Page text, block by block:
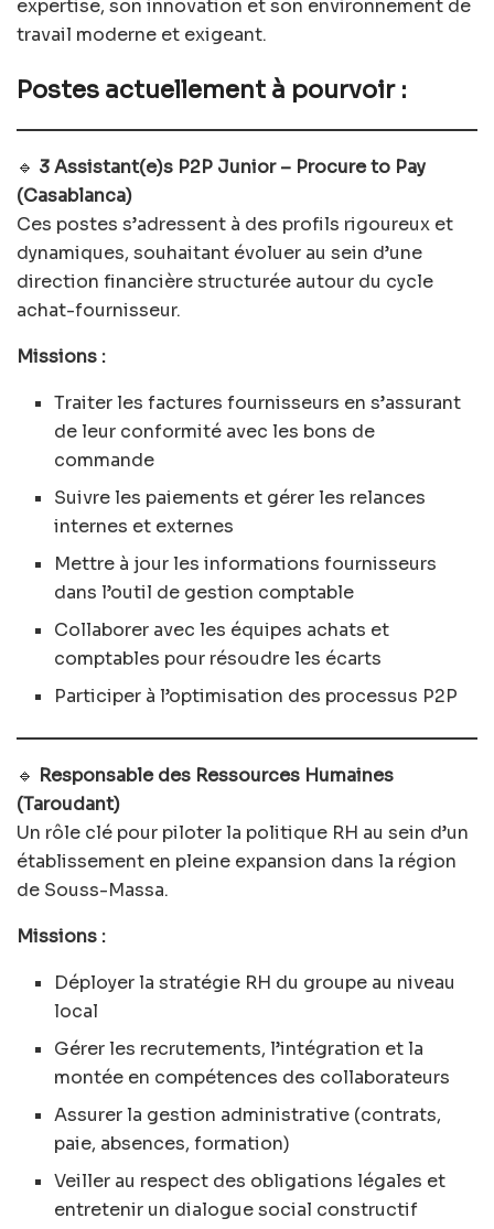
expertise, son innovation et son environnement de
travail moderne et exigeant.
Postes actuellement à pourvoir :
🔹 3 Assistant(e)s P2P Junior – Procure to Pay
(Casablanca)
Ces postes s’adressent à des profils rigoureux et
dynamiques, souhaitant évoluer au sein d’une
direction financière structurée autour du cycle
achat-fournisseur.
Missions :
Traiter les factures fournisseurs en s’assurant
de leur conformité avec les bons de
commande
Suivre les paiements et gérer les relances
internes et externes
Mettre à jour les informations fournisseurs
dans l’outil de gestion comptable
Collaborer avec les équipes achats et
comptables pour résoudre les écarts
Participer à l’optimisation des processus P2P
🔹 Responsable des Ressources Humaines
(Taroudant)
Un rôle clé pour piloter la politique RH au sein d’un
établissement en pleine expansion dans la région
de Souss-Massa.
Missions :
Déployer la stratégie RH du groupe au niveau
local
Gérer les recrutements, l’intégration et la
montée en compétences des collaborateurs
Assurer la gestion administrative (contrats,
paie, absences, formation)
Veiller au respect des obligations légales et
entretenir un dialogue social constructif